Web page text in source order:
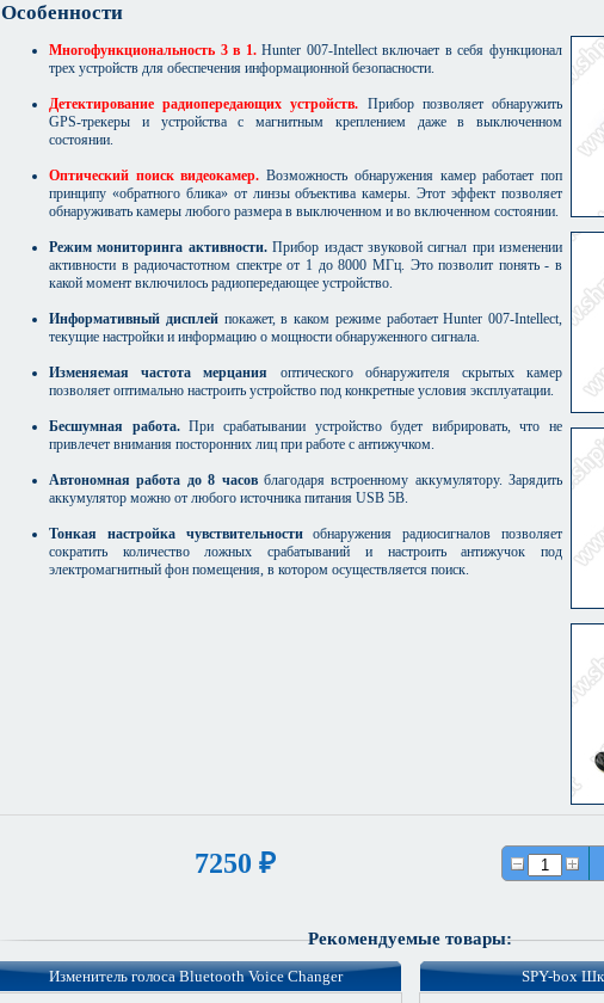
Особенности
Многофункциональность 3 в 1.Hunter 007-Intellect включает в себя функционал
трех устройств для обеспечения информационной безопасности.
Детектирование радиопередающих устройств. Прибор позволяет обнаружить
GPS-трекеры и устройства с магнитным креплением даже в выключенном
состоянии.
Оптический поиск видеокамер. Возможность обнаружения камер работает поп
принципу «обратного блика» от линзы объектива камеры. Этот эффект позволяет
обнаруживать камеры любого размера в выключенном и во включенном состоянии.
Режим мониторинга активности.Прибор издаст звуковой сигнал при изменении
активности в радиочастотном спектре от 1 до 8000 МГц. Это позволит понять - в
какой момент включилось радиопередающее устройство.
Информативный дисплейпокажет, в каком режиме работает Hunter 007-Intellect,
текущие настройки и информацию о мощности обнаруженного сигнала.
Изменяемая частота мерцания оптического обнаружителя скрытых камер
позволяет оптимально настроить устройство под конкретные условия эксплуатации.
Бесшумная работа.При срабатывании устройство будет вибрировать, что не
привлечет внимания посторонних лиц при работе с антижучком.
Автономная работа до 8 часов благодаря встроенному аккумулятору. Зарядить
аккумулятор можно от любого источника питания USB 5В.
Тонкая настройка чувствительностиобнаружения радиосигналов позволяет
сократить количество ложных срабатываний и настроить антижучок под
электромагнитный фон помещения, в котором осуществляется поиск.
7250 ₽
Рекомендуемые товары:
Изменитель голоса Bluetooth Voice Changer SPY-box